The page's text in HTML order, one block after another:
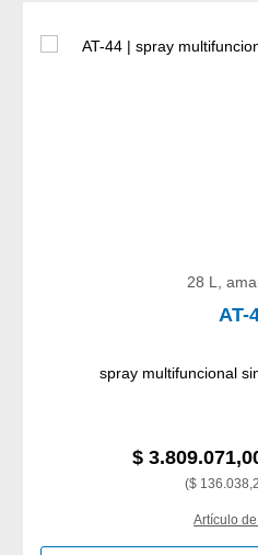
28 L,
AT-
spray multifuncional
$
($
Artículo